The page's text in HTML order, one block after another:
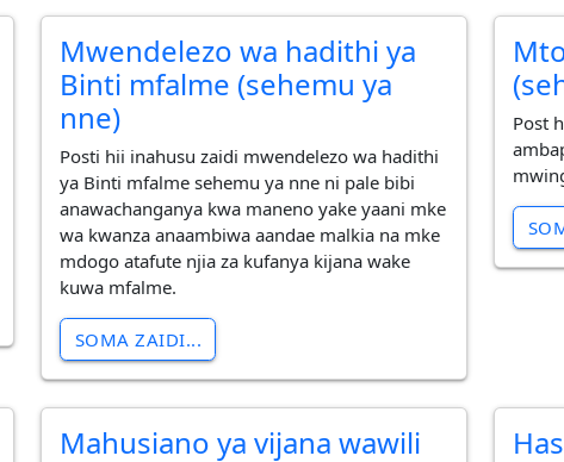
Mwendelezo wa hadithi ya
Binti mfalme (sehemu ya
nne)
Posti hii inahusu zaidi mwendelezo wa hadithi
ya Binti mfalme sehemu ya nne ni pale bibi
anawachanganya kwa maneno yake yaani mke
wa kwanza anaambiwa aandae malkia na mke
mdogo atafute njia za kufanya kijana wake
kuwa mfalme.
SOMA ZAIDI...
Post
Mahusiano ya vijana wawili